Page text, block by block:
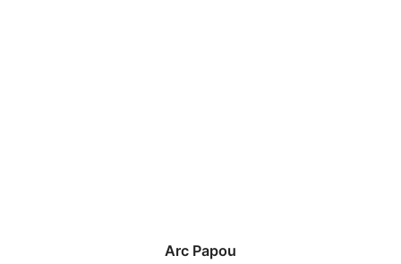
Arc Papou